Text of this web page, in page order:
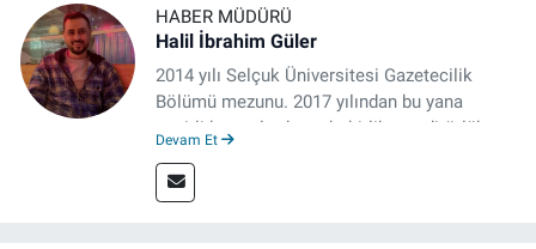
HABER MÜDÜRÜ
Halil İbrahim Güler
2014 yılı Selçuk Üniversitesi Gazetecilik
Bölümü mezunu. 2017 yılından bu yana
çeşitli kurumlarda muhabirlik ve editörlük
müdürü olarak devam ediyor.
Devam Et